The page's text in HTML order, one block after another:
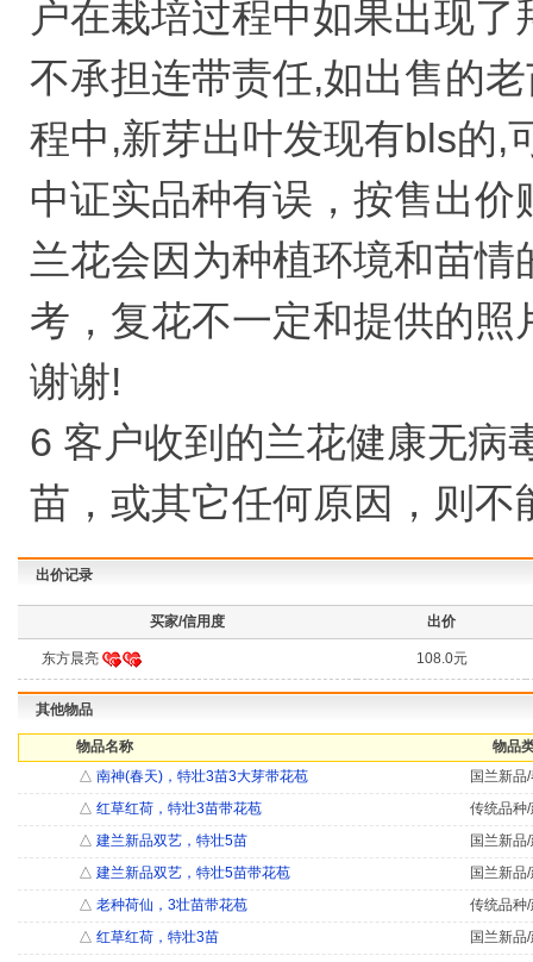
户在栽培过程中如果出现
不承担连带责任,如出售的
程中,新芽出叶发现有bls的,
中证实品种有误，按售出价
兰花会因为种植环境和苗
考，复花不一定和提供的
谢谢!
6 客户收到的兰花健康无病
苗，或其它任何原因，则不
出价记录
买家/信用度 出价
东方晨亮 108.0元
其他物品
物品名称
物品
△ 南神(春天)，特壮3苗3大芽带花苞
国兰新品
△ 红草红荷，特壮3苗带花苞
传统品种
△ 建兰新品双艺，特壮5苗
国兰新品
△ 建兰新品双艺，特壮5苗带花苞
国兰新品
△ 老种荷仙，3壮苗带花苞
传统品种
△ 红草红荷，特壮3苗
国兰新品